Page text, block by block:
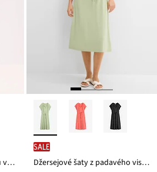
Blúzkové šaty s dierkovanou výšivkou
SALE
Džersejové šaty z padavého viskózového mixu